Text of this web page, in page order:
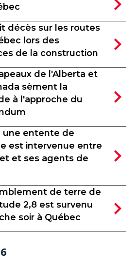
décès sur les routes
lors des
de la construction
de l'Alberta et
sèment la
à l'approche du
une entente de
est intervenue entre
et ses agents de
de terre de
2,8 est survenu
soir à Québec